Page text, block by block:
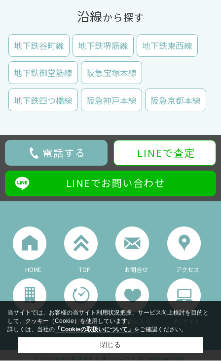
沿線から探す
地下鉄谷町線 地下鉄堺筋線 地下鉄東西線
地下鉄御堂筋線 阪急宝塚本線
地下鉄四つ橋線 阪急神戸本線 阪急京都本線
電話する LINEで査定
LINEでお問い合わせ
HOME TOP お問合せ アクセス
会社概要 閲覧履歴 お気に入り PCサイト
Copyright(c) 株式会社レオンワークス All rights reserved.
当サイトでは、お客様の当サイト利用状況把握、サービス向上検討を目的と
して、クッキー（Cookie）を使用しています。
詳しくは、当社の 「Cookieの取扱いについて」 をご確認ください。
閉じる